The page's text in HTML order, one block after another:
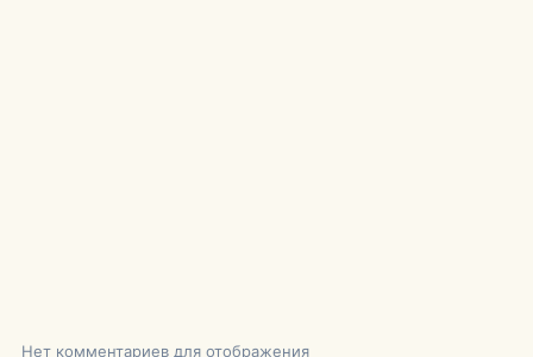
Нет комментариев для отображения